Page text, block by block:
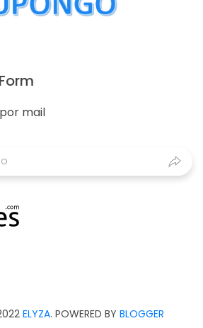
mail
ELYZA. POWERED BY BLOGGER